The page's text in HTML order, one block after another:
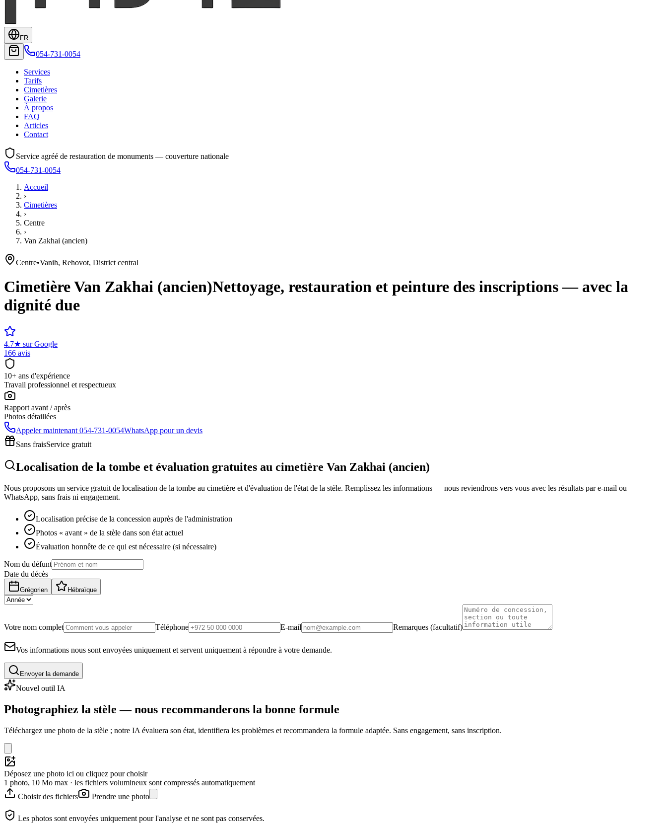
FR
054-731-0054
Services
Tarifs
Cimetières
Galerie
À propos
FAQ
Articles
Contact
Service agréé de restauration de monuments — couverture nationale
054-731-0054
Accueil
›
Cimetières
›
Centre
›
Van Zakhai (ancien)
Centre•Vanih, Rehovot, District central
CimetièreVan Zakhai (ancien)Nettoyage, restauration et peinture des inscriptions — avec la
dignité due
4.7★ sur Google
166 avis
10+ ans d'expérience
Travail professionnel et respectueux
Rapport avant / après
Photos détaillées
Appeler maintenant 054-731-0054WhatsApp pour un devis
Sans fraisService gratuit
Localisation de la tombe et évaluation gratuites au cimetière Van Zakhai (ancien)
Nous proposons un service gratuit de localisation de la tombe au cimetière et d'évaluation de l'état de la stèle. Remplissez les informations — nous reviendrons vers vous avec les résultats par e-mail ou
WhatsApp, sans frais ni engagement.
Localisation précise de la concession auprès de l'administration
Photos « avant » de la stèle dans son état actuel
Évaluation honnête de ce qui est nécessaire (si nécessaire)
Nom du défunt
Date du décès
Grégorien Hébraïque
Votre nom complet Téléphone E-mail Remarques (facultatif)
Vos informations nous sont envoyées uniquement et servent uniquement à répondre à votre demande.
Envoyer la demande
Nouvel outil IA
Photographiez la stèle — nous recommanderons la bonne formule
Téléchargez une photo de la stèle ; notre IA évaluera son état, identifiera les problèmes et recommandera la formule adaptée. Sans engagement, sans inscription.
Déposez une photo ici ou cliquez pour choisir
1 photo, 10 Mo max · les fichiers volumineux sont compressés automatiquement
Choisir des fichiers
Prendre une photo
Les photos sont envoyées uniquement pour l'analyse et ne sont pas conservées.